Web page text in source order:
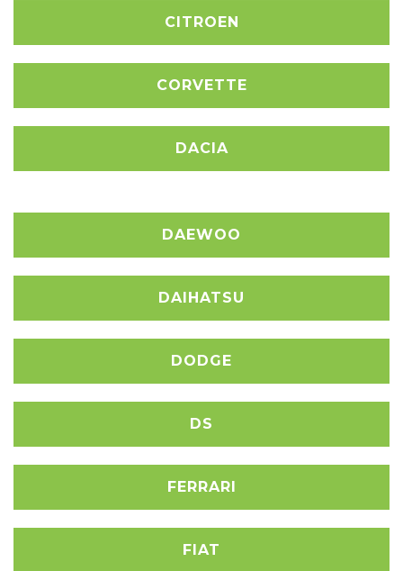
CITROEN
CORVETTE
DACIA
DAEWOO
DAIHATSU
DODGE
DS
FERRARI
FIAT